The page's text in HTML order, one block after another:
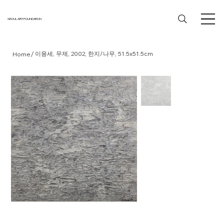
SEOUL ART FOUNDATION
Home/ 이융세, 무제, 2002, 한지/나무, 51.5x51.5cm